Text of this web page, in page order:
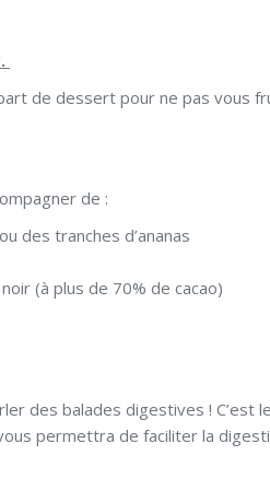
de dessert pour ne pas vous
de :
des tranches d’ananas
(à plus de 70% de cacao)
des balades digestives !
permettra de faciliter la